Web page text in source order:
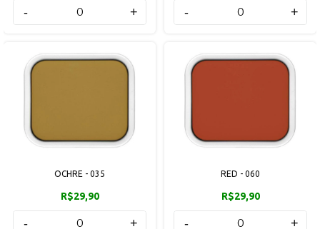
- + - +
OCHRE - 035
R$29,90
- +
RED - 060
R$29,90
- +